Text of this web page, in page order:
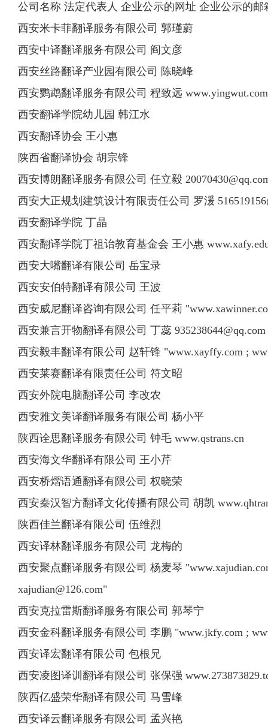
公司名称 法定代表人 企业公示的网址 企业公示的邮
西安米卡菲翻译服务有限公司 郭瑾蔚
西安中译翻译服务有限公司 阎文彦
西安丝路翻译产业园有限公司 陈晓峰
西安鹦鹉翻译服务有限公司 程致远
西安翻译学院幼儿园 韩江水
西安翻译协会 王小惠
陕西省翻译协会 胡宗锋
西安博朗翻译服务有限公司 任立毅
西安大正规划建筑设计有限责任公司 罗湲
西安翻译学院 丁晶
西安翻译学院丁祖诒教育基金会 王小惠
西安大嘴翻译有限公司 岳宝录
西安安伯特翻译有限公司 王波
西安威尼翻译咨询有限公司 任平莉
西安兼言开物翻译有限公司 丁蕊 935238644@qq.com
西安毅丰翻译有限公司 赵轩锋 "www.xayffy.com ;
西安莱赛翻译有限责任公司 符文昭
西安外院电脑翻译公司 李改农
西安雅文美译翻译服务有限公司 杨小平
陕西诠思翻译服务有限公司 钟毛 www.qstrans.cn
西安海文华翻译有限公司 王小芹
西安桥熠语通翻译有限公司 权晓荣
西安秦汉智方翻译文化传播有限公司 胡凯
陕西佳兰翻译有限公司 伍维烈
西安译林翻译服务有限公司 龙梅的
西安聚点翻译服务有限公司 杨麦琴
xajudian@126.com"
西安克拉雷斯翻译服务有限公司 郭琴宁
西安金科翻译服务有限公司 李鹏 "www.jkfy.com ;
西安译宏翻译有限公司 包根兄
西安凌图译训翻译有限公司 张保强
陕西亿盛荣华翻译有限公司 马雪峰
西安译云翻译服务有限公司 孟兴艳